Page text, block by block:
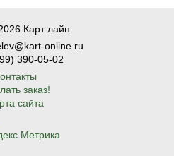
Карт лайн
online.ru
390-05-02
заказ!
сайта